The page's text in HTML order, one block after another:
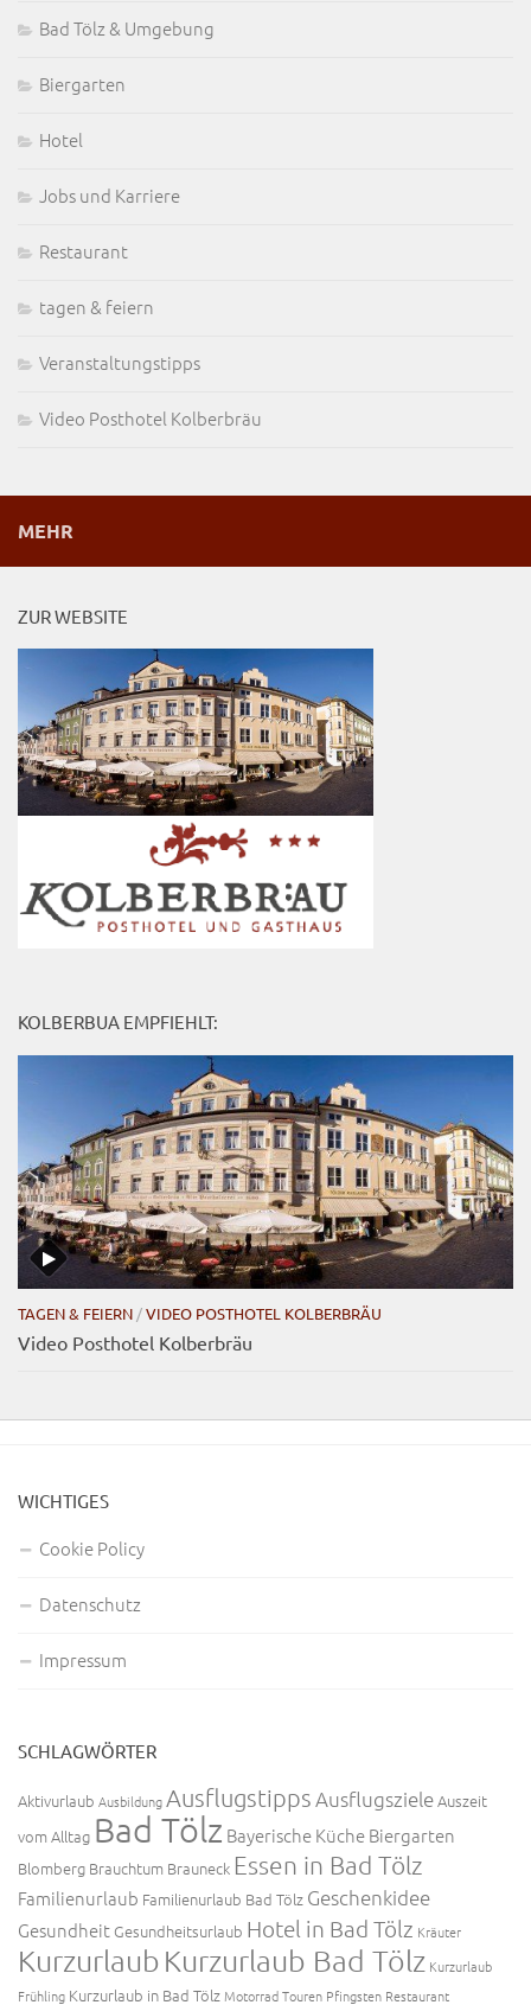
Bad Tölz & Umgebung
Biergarten
Hotel
Jobs und Karriere
Restaurant
tagen & feiern
Veranstaltungstipps
Video Posthotel Kolberbräu
MEHR
ZUR WEBSITE
KOLBERBUA EMPFIEHLT:
TAGEN & FEIERN /VIDEO POSTHOTEL KOLBERBRÄU
Video Posthotel Kolberbräu
WICHTIGES
Cookie Policy
Datenschutz
Impressum
SCHLAGWÖRTER
Aktivurlaub AusbildungAusflugstippsAusflugszieleAuszeit
vom Alltag Bad Tölz Bayerische KücheBiergarten
Blomberg Brauchtum Brauneck Essen in Bad Tölz
Familienurlaub Familienurlaub Bad Tölz Geschenkidee
Gesundheit Gesundheitsurlaub Hotel in Bad Tölz Kräuter
Kurzurlaub Kurzurlaub Bad Tölz Kurzurlaub
Frühling Kurzurlaub in Bad TölzMotorrad Touren Pfingsten Restaurant